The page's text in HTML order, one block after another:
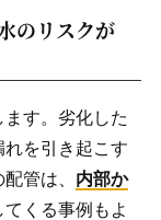
のリスクが
ます。劣化した
を引き起こす
管は、 内部か
くる事例もよ